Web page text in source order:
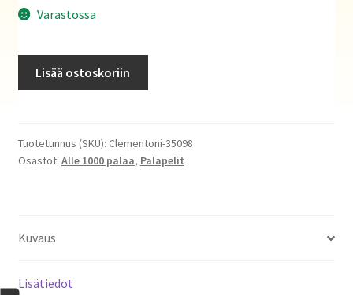
Varastossa
Lisää ostoskoriin
Tuotetunnus (SKU): Clementoni-35098
Osastot: Alle 1000 palaa, Palapelit
Kuvaus
Lisätiedot